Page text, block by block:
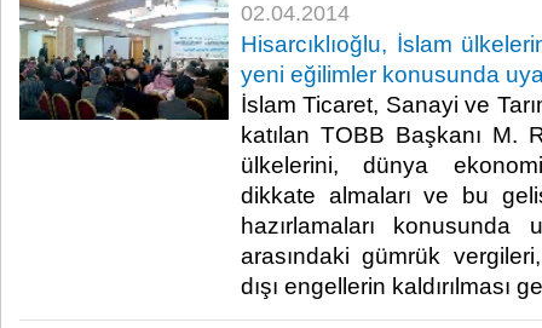
02.04.2014
Hisarcıklıoğlu, İslam
yeni eğilimler konusunda
İslam Ticaret, Sanayi ve
katılan TOBB Başkanı M.
ülkelerini, dünya
dikkate almaları ve bu
hazırlamaları konusunda
arasındaki gümrük
dışı engellerin kaldırılması